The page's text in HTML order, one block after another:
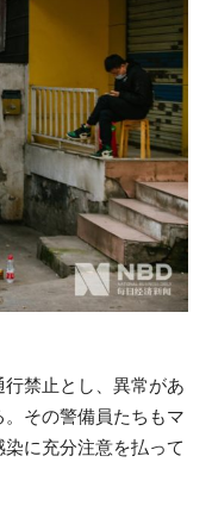
禁止とし、異常があ
その警備員たちもマ
に充分注意を払って